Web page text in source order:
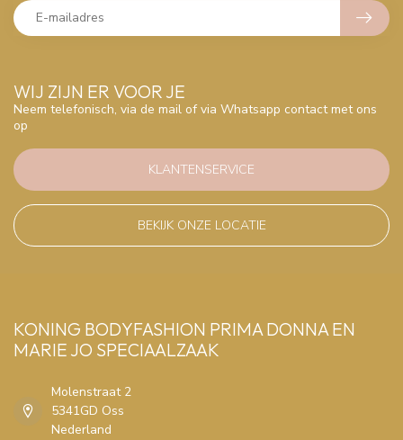
WIJ ZIJN ER VOOR JE
Neem telefonisch, via de mail of via Whatsapp contact met ons
op
KLANTENSERVICE
BEKIJK ONZE LOCATIE
KONING BODYFASHION PRIMA DONNA EN
MARIE JO SPECIAALZAAK
Molenstraat 2
5341GD Oss
Nederland